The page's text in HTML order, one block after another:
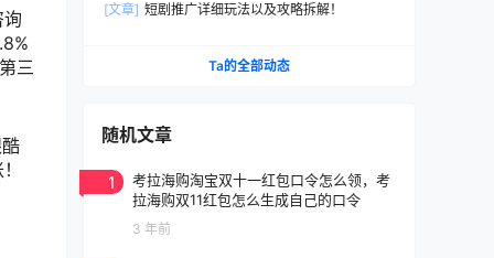
三
[文章] 短剧推广详细玩法以及攻略拆解！
Ta的全部动态
随机文章
1
考拉海购淘宝双十一红包口令怎么领，考
拉海购双11红包怎么生成自己的口令
3 年前